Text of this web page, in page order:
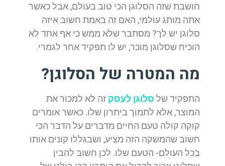
חושבת שזה הסלוגן הכי טוב בעולם, אבל כאשר
אתה מותג עולמי, האם זה באמת חשוב איזה
סלוגן יש לך? מסתבר שלא ממש כי אף אחד לא
הוכיח שסלוגן מוכר, יש לו תפקיד אחר לגמרי.
מה המטרה של הסלוגן?
התפקיד של סלוגן לעסק זה לא למכור את
המוצר, אלא לתמוך ביתרון שלו. כאשר אומרים
קוקה קולה טעם החיים מדברים על הדבר הכי
חשוב שהמשקה הזה מציע, ושבגללו קונים אותו
בכל העולם- הטעם שלו. לכן חשוב להבין